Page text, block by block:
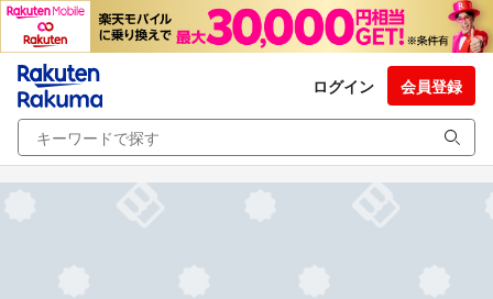
ログイン 会員登録